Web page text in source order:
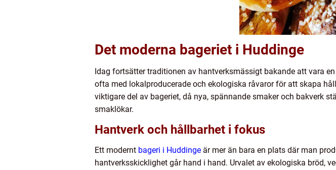
Det moderna bageriet i Huddinge
Idag fortsätter traditionen av hantverksmässigt bakande att vara
ofta med lokalproducerade och ekologiska råvaror för att skapa
viktigare del av bageriet, då nya, spännande smaker och bakverk
smaklökar.
Hantverk och hållbarhet i fokus
Ett modernt bageri i Huddinge är mer än bara en plats där man
hantverksskicklighet går hand i hand. Urvalet av ekologiska bröd,